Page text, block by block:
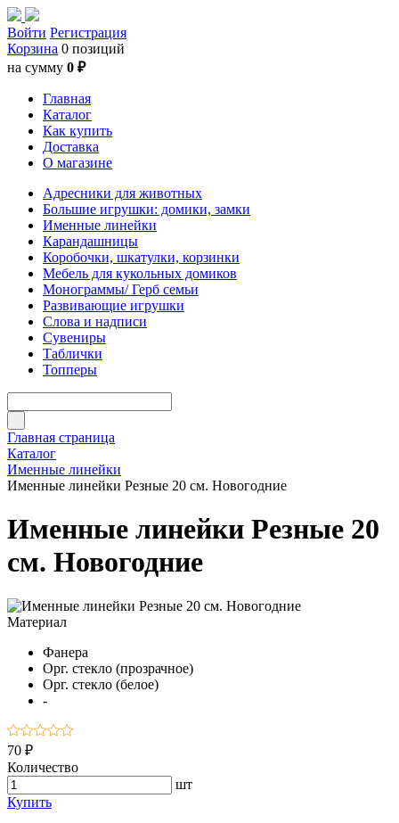
Войти Регистрация
Корзина 0 позиций
на сумму 0 ₽
Главная
Каталог
Как купить
Доставка
О магазине
Адресники для животных
Большие игрушки: домики, замки
Именные линейки
Карандашницы
Коробочки, шкатулки, корзинки
Мебель для кукольных домиков
Монограммы/ Герб семьи
Развивающие игрушки
Слова и надписи
Сувениры
Таблички
Топперы
Главная страница
Каталог
Именные линейки
Именные линейки Резные 20 см. Новогодние
Именные линейки Резные 20
см. Новогодние
Материал
Фанера
Орг. стекло (прозрачное)
Орг. стекло (белое)
-
70 ₽
Количество
шт
Купить